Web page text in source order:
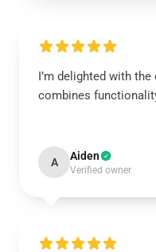
I’m delighted with
combines
A Aiden
Verified owner